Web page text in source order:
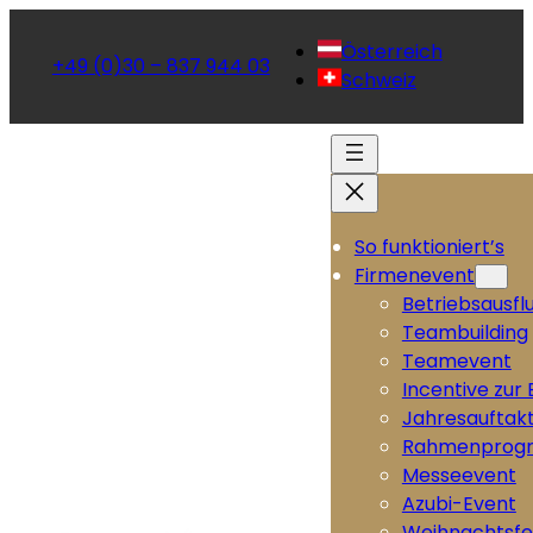
+49 (0)30 – 837 944 03
Österreich
Schweiz
So funktioniert’s
Firmenevent
Teambuilding
Teamevent
Incentive zur
Messeevent
Azubi-Event